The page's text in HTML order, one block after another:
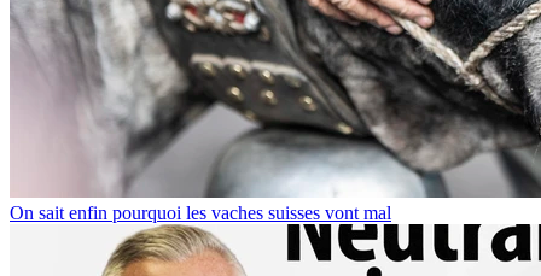
On sait enfin pourquoi les vaches suisses vont mal